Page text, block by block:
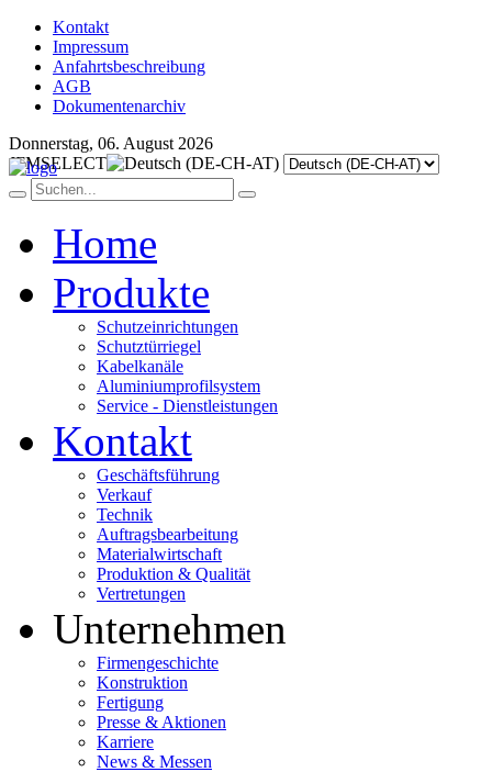
Kontakt
Impressum
Anfahrtsbeschreibung
AGB
Dokumentenarchiv
Donnerstag, 06. August 2026
JFMSELECT
Home
Produkte
Schutzeinrichtungen
Schutztürriegel
Kabelkanäle
Aluminiumprofilsystem
Service - Dienstleistungen
Kontakt
Geschäftsführung
Verkauf
Technik
Auftragsbearbeitung
Materialwirtschaft
Produktion & Qualität
Vertretungen
Unternehmen
Firmengeschichte
Konstruktion
Fertigung
Presse & Aktionen
Karriere
News & Messen